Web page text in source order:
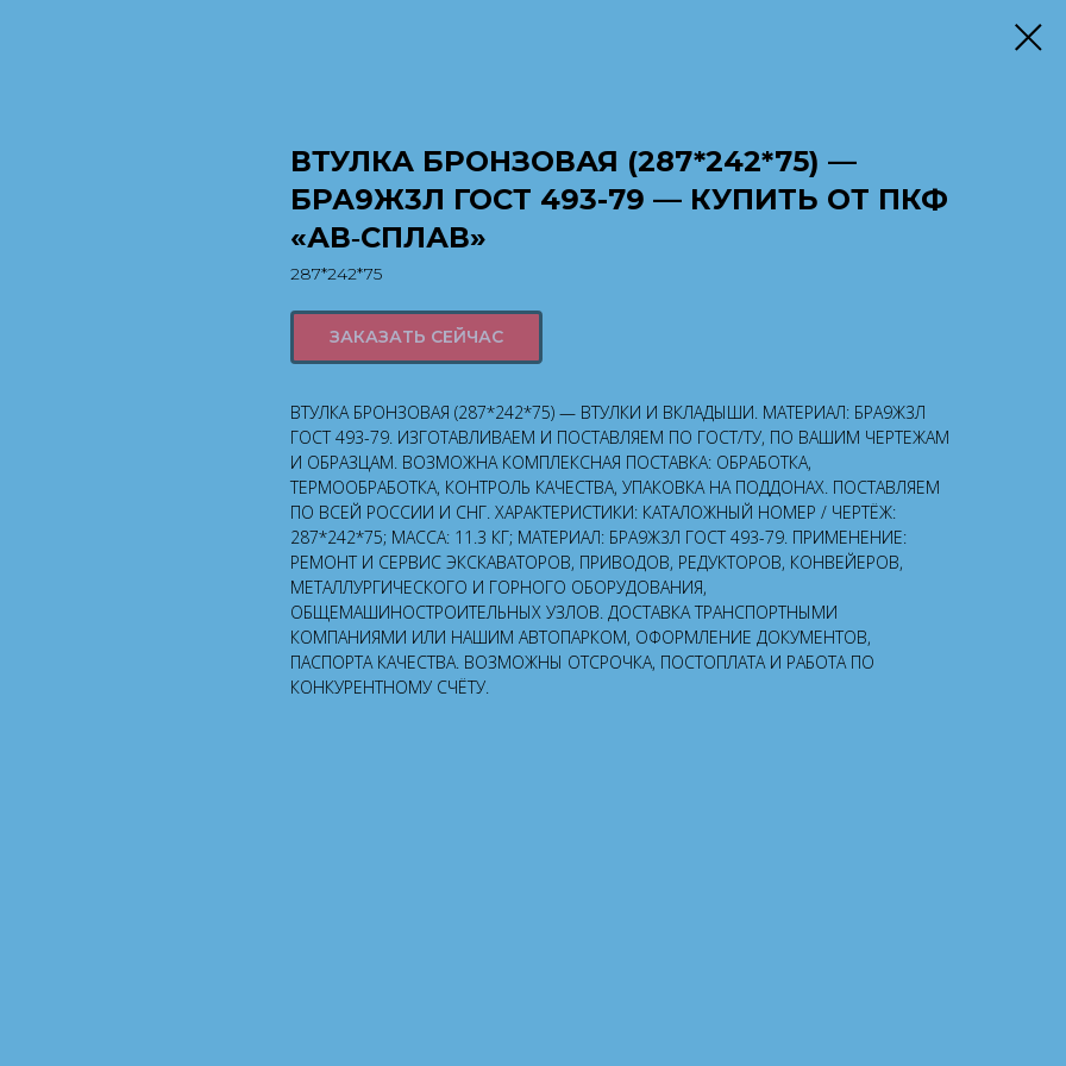
ВТУЛКА БРОНЗОВАЯ (287*242*75) —
БРА9Ж3Л ГОСТ 493-79 — КУПИТЬ ОТ ПКФ
«АВ‑СПЛАВ»
287*242*75
ЗАКАЗАТЬ СЕЙЧАС
ВТУЛКА БРОНЗОВАЯ (287*242*75) — ВТУЛКИ И ВКЛАДЫШИ. МАТЕРИАЛ: БРА9Ж3Л
ГОСТ 493-79. ИЗГОТАВЛИВАЕМ И ПОСТАВЛЯЕМ ПО ГОСТ/ТУ, ПО ВАШИМ ЧЕРТЕЖАМ
И ОБРАЗЦАМ. ВОЗМОЖНА КОМПЛЕКСНАЯ ПОСТАВКА: ОБРАБОТКА,
ТЕРМООБРАБОТКА, КОНТРОЛЬ КАЧЕСТВА, УПАКОВКА НА ПОДДОНАХ. ПОСТАВЛЯЕМ
ПО ВСЕЙ РОССИИ И СНГ. ХАРАКТЕРИСТИКИ: КАТАЛОЖНЫЙ НОМЕР / ЧЕРТЁЖ:
287*242*75; МАССА: 11.3 КГ; МАТЕРИАЛ: БРА9Ж3Л ГОСТ 493-79. ПРИМЕНЕНИЕ:
РЕМОНТ И СЕРВИС ЭКСКАВАТОРОВ, ПРИВОДОВ, РЕДУКТОРОВ, КОНВЕЙЕРОВ,
МЕТАЛЛУРГИЧЕСКОГО И ГОРНОГО ОБОРУДОВАНИЯ,
ОБЩЕМАШИНОСТРОИТЕЛЬНЫХ УЗЛОВ. ДОСТАВКА ТРАНСПОРТНЫМИ
КОМПАНИЯМИ ИЛИ НАШИМ АВТОПАРКОМ, ОФОРМЛЕНИЕ ДОКУМЕНТОВ,
ПАСПОРТА КАЧЕСТВА. ВОЗМОЖНЫ ОТСРОЧКА, ПОСТОПЛАТА И РАБОТА ПО
КОНКУРЕНТНОМУ СЧЁТУ.